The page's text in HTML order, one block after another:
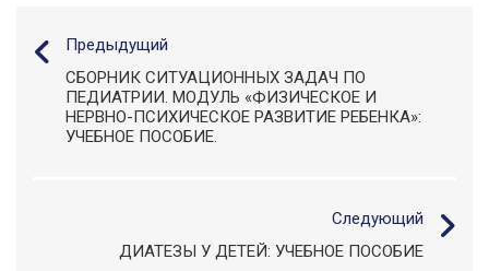
Предыдущий
СБОРНИК СИТУАЦИОННЫХ ЗАДАЧ ПО
ПЕДИАТРИИ. МОДУЛЬ «ФИЗИЧЕСКОЕ И
НЕРВНО-ПСИХИЧЕСКОЕ РАЗВИТИЕ РЕБЕНКА»:
УЧЕБНОЕ ПОСОБИЕ.
Следующий
ДИАТЕЗЫ У ДЕТЕЙ: УЧЕБНОЕ ПОСОБИЕ